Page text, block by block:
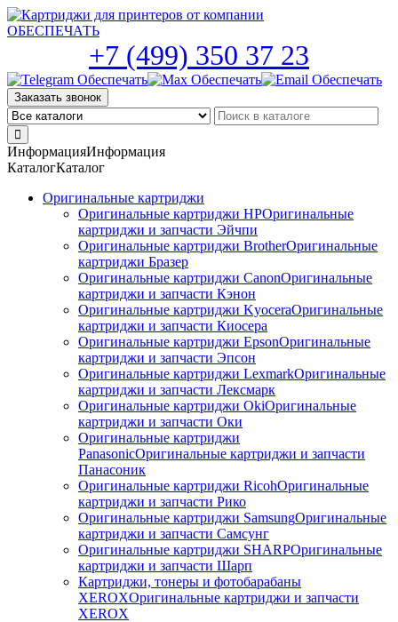
Skip
to
+7 (499) 350 37 23
Заказать звонок
ИнформацияИнформация
КаталогКаталог
Оригинальные картриджи
Оригинальные картриджи HPОригинальные
картриджи и запчасти Эйчпи
Оригинальные картриджи BrotherОригинальные
картриджи Бразер
Оригинальные картриджи CanonОригинальные
картриджи и запчасти Кэнон
Оригинальные картриджи KyoceraОригинальные
картриджи и запчасти Киосера
Оригинальные картриджи EpsonОригинальные
картриджи и запчасти Эпсон
Оригинальные картриджи LexmarkОригинальные
картриджи и запчасти Лексмарк
Оригинальные картриджи ОkiОригинальные
картриджи и запчасти Оки
Оригинальные картриджи
PanasonicОригинальные картриджи и запчасти
Панасоник
Оригинальные картриджи RicohОригинальные
картриджи и запчасти Рико
Оригинальные картриджи SamsungОригинальные
картриджи и запчасти Самсунг
Оригинальные картриджи SHARPОригинальные
картриджи и запчасти Шарп
Картриджи, тонеры и фотобарабаны
XEROXОригинальные картриджи и запчасти
XEROX